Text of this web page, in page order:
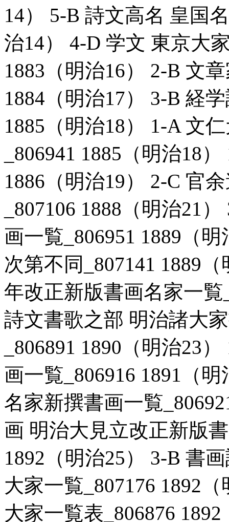
14） 5-B 詩文高名 皇国
治14） 4-D 学文 東京大
1883（明治16） 2-B 文
1884（明治17） 3-B 経
1885（明治18） 1-A 文
_806941 1885（明治18
1886（明治19） 2-C 官
_807106 1888（明治21
画一覧_806951 1889（
次第不同_807141 1889
年改正新版書画名家一覧
詩文書歌之部 明治諸大
_806891 1890（明治23
画一覧_806916 1891（
名家新撰書画一覧
画 明治大見立改正新版
1892（明治25） 3-B 書
大家一覧_807176 1892
大家一覧表_806876